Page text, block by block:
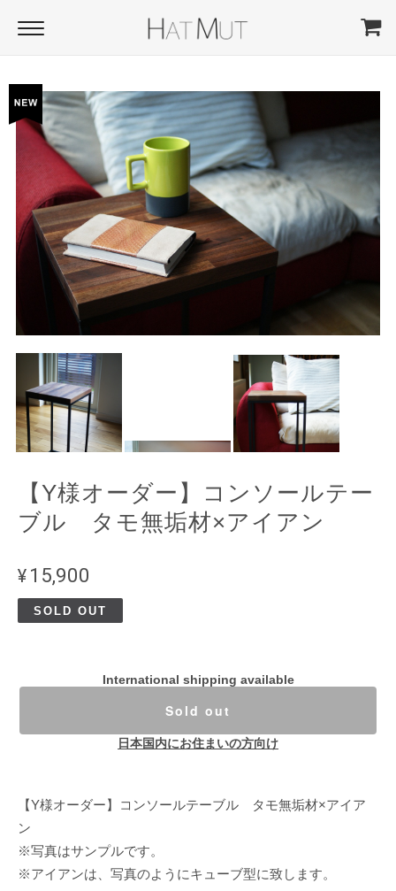
【Y様オーダー】コンソールテー
ブル タモ無垢材×アイアン
¥15,900
SOLD OUT
International shipping available
Sold out
日本国内にお住まいの方向け
【Y様オーダー】コンソールテーブル タモ無垢材×アイア
ン
※写真はサンプルです。
※アイアンは、写真のようにキューブ型に致します。